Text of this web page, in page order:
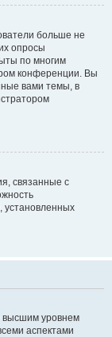
больше не
опросы
по многим
конференции. Вы
вами темы, в
связанные с
установленных
высшим уровнем
аспектами